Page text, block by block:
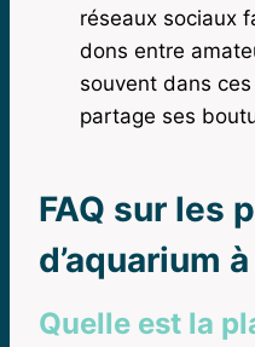
réseaux sociaux
dons entre
souvent dans
partage ses
FAQ sur les
d’aquarium
Quelle est la